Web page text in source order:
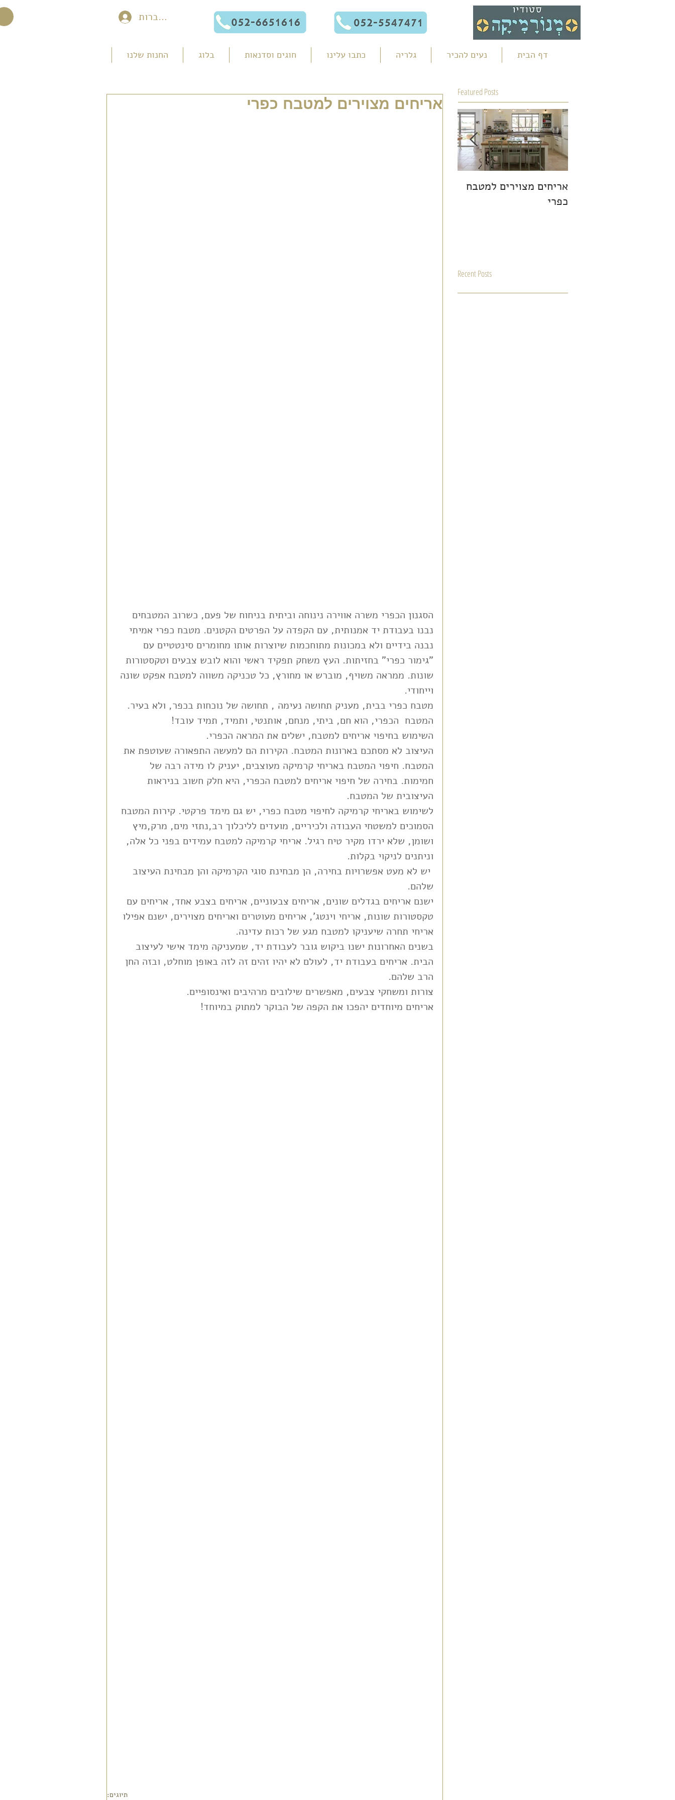
להתחברות
דף הבית נעים להכיר גלריה כתבו עלינו חוגים וסדנאות בלוג החנות שלנו
אריחים מצוירים למטבח כפרי
הסגנון הכפרי משרה אווירה נינוחה וביתית בניחוח של פעם, כשרוב המטבחים
נבנו בעבודת יד אמנותית, עם הקפדה על הפרטים הקטנים. מטבח כפרי אמיתי
נבנה בידיים ולא במכונות מתוחכמות שיוצרות אותו מחומרים סינטטיים עם
"גימור כפרי" בחזיתות. העץ משחק תפקיד ראשי והוא לובש צבעים וטקסטורות
שונות. ממראה משויף, מוברש או מחורץ, כל טכניקה משווה למטבח אפקט שונה
וייחודי.
מטבח כפרי בבית, מעניק תחושה נעימה , תחושה של נוכחות בכפר, ולא בעיר.
המטבח  הכפרי, הוא חם, ביתי, מנחם, אותנטי, ותמיד, תמיד עובד!
השימוש בחיפוי אריחים למטבח, ישלים את המראה הכפרי.
העיצוב לא מסתכם בארונות המטבח. הקירות הם למעשה התפאורה שעוטפת את
המטבח. חיפוי המטבח באריחי קרמיקה מעוצבים, יעניק לו מידה רבה של
חמימות. בחירה של חיפוי אריחים למטבח הכפרי, היא חלק חשוב בניראות
העיצובית של המטבח.
לשימוש באריחי קרמיקה לחיפוי מטבח כפרי, יש גם מימד פרקטי. קירות המטבח
הסמוכים למשטחי העבודה ולכיריים, מועדים לליכלוך רב,נתזי מים, מרק,מיץ
ושומן, שלא ירדו מקיר טיח רגיל. אריחי קרמיקה למטבח עמידים בפני כל אלה,
וניתנים לניקוי בקלות.
יש לא מעט אפשרויות בחירה, הן מבחינת סוגי הקרמיקה והן מבחינת העיצוב
שלהם.
ישנם אריחים בגדלים שונים, אריחים צבעוניים, אריחים בצבע אחד, אריחים עם
טקסטורות שונות, אריחי וינטג', אריחים מעוטרים ואריחים מצוירים, ישנם אפילו
אריחי תחרה שיעניקו למטבח מגע של רכות עדינה.
בשנים האחרונות ישנו ביקוש גובר לעבודת יד, שמעניקה מימד אישי לעיצוב
הבית. אריחים בעבודת יד, לעולם לא יהיו זהים זה לזה באופן מוחלט, ובזה החן
הרב שלהם.
צורות ומשחקי צבעים, מאפשרים שילובים מרהיבים ואינסופיים.
אריחים מיוחדים יהפכו את הקפה של הבוקר למתוק במיוחד!
תיוגים:
Featured Posts
אריחים מצוירים למטבח
כפרי
Recent Posts